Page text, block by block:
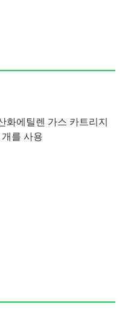
화에틸렌 가스 카트리지
를 사용